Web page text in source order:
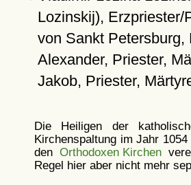
Lozinskij), Erzpriester/
von Sankt Petersburg,
Alexander, Priester,
Jakob, Priester,
Die Heiligen der
Kirchenspaltung im Jahr
den Orthodoxen Kirchen
Regel hier aber nicht mehr